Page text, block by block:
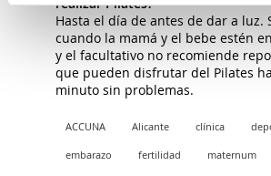
realizar Pilates?
Hasta el día de antes de dar a luz.
cuando la mamá y el bebe estén
y el facultativo no recomiende
que pueden disfrutar del Pilates
minuto sin problemas.
ACCUNA Alicante clínica
embarazo fertilidad maternum